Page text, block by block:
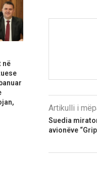
Artikulli i
Suedia
avionëve
në